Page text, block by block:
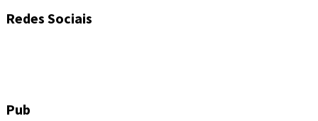
Redes Sociais
Pub